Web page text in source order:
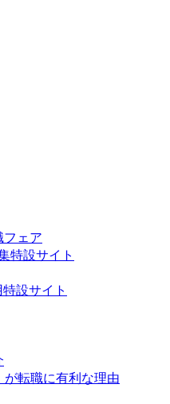
ェア
特設サイト
設サイト
転職に有利な理由